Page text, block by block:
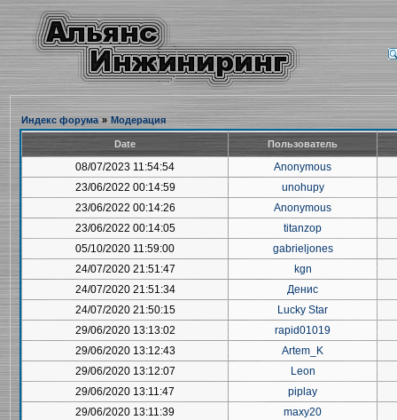
Индекс форума » Модерация
Date Пользователь
08/07/2023 11:54:54
Anonymous
23/06/2022 00:14:59
unohupy
23/06/2022 00:14:26
Anonymous
23/06/2022 00:14:05
titanzop
05/10/2020 11:59:00
gabrieljones
24/07/2020 21:51:47
kgn
24/07/2020 21:51:34
Денис
24/07/2020 21:50:15
Lucky Star
29/06/2020 13:13:02
rapid01019
29/06/2020 13:12:43
Artem_K
29/06/2020 13:12:07
Leon
29/06/2020 13:11:47
piplay
29/06/2020 13:11:39
maxy20